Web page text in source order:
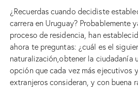
¿Recuerdas cuando decidiste
carrera en Uruguay? Probablemente
proceso de residencia, han
ahora te preguntas: ¿cuál es el
naturalización,obtener la ciudadanía
opción que cada vez más ejecutivos
extranjeros consideran, y con buena